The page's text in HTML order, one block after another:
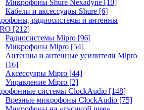
Микрофоны Shure Nexadyne [10]
Кабели и аксессуары Shure [6]
радиосистемы и антенны
[212]
Радиосистемы Mipro [96]
Микрофоны Mipro [54]
Антенны и антенные усилители Mipro
[16]
Аксессуары Mipro [44]
Управление Mipro [2]
системы ClockAudio [148]
Врезные микрофоны ClockAudio [75]